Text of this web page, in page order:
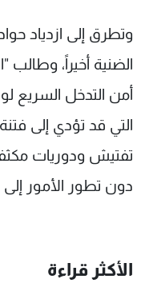
وتطرق إلى ازدياد
الضنية أخيراً،
أمن التدخل السريع
التي قد تؤدي إلى
تفتيش ودوريات
دون تطور الأمور إلى
الأكثر قراءة